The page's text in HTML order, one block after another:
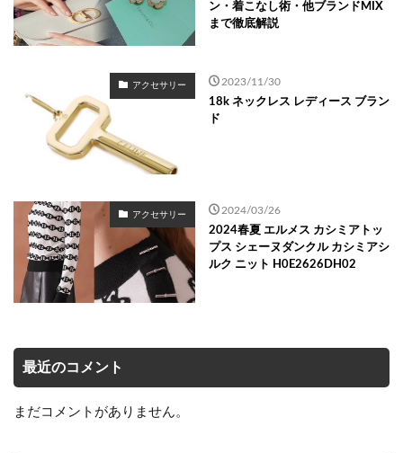
ン・着こなし術・他ブランドMIX
まで徹底解説
アクセサリー 2023/11/30
18k ネックレス レディース ブラン
ド
アクセサリー 2024/03/26
2024春夏 エルメス カシミアトッ
プス シェーヌダンクル カシミアシ
ルク ニット H0E2626DH02
最近のコメント
まだコメントがありません。